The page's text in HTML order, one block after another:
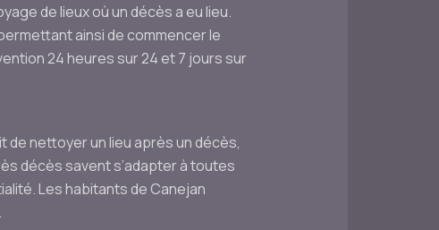
de lieux où un décès a eu lieu.
ainsi de commencer le
24 heures sur 24 et 7 jours sur
de nettoyer un lieu après un décès,
décès savent s’adapter à toutes
Les habitants de Canejan